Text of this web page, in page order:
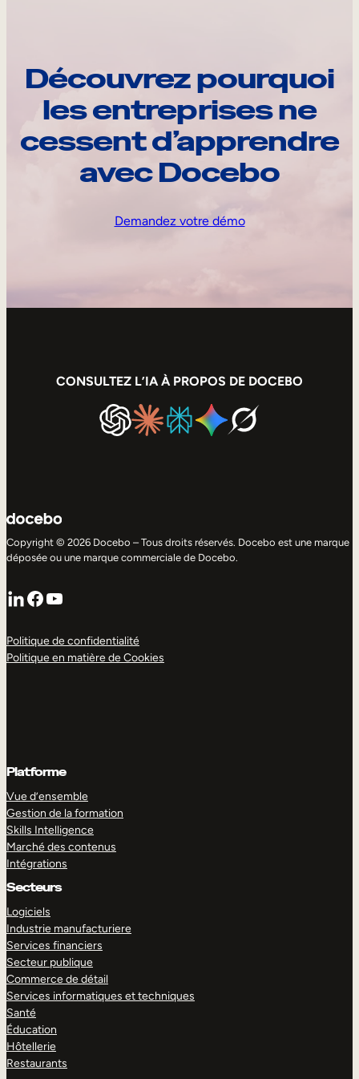
Découvrez pourquoi
les entreprises ne
cessent d’apprendre
avec Docebo
Demandez votre démo
CONSULTEZ L’IA À PROPOS DE DOCEBO
Copyright © 2026 Docebo – Tous droits réservés. Docebo est une marque
déposée ou une marque commerciale de Docebo.
LinkedIn
Facebook
YouTube
Politique de confidentialité
Politique en matière de Cookies
Platforme
Vue d’ensemble
Gestion de la formation
Skills Intelligence
Marché des contenus
Intégrations
Secteurs
Logiciels
Industrie manufacturiere
Services financiers
Secteur publique
Commerce de détail
Services informatiques et techniques
Santé
Éducation
Hôtellerie
Restaurants